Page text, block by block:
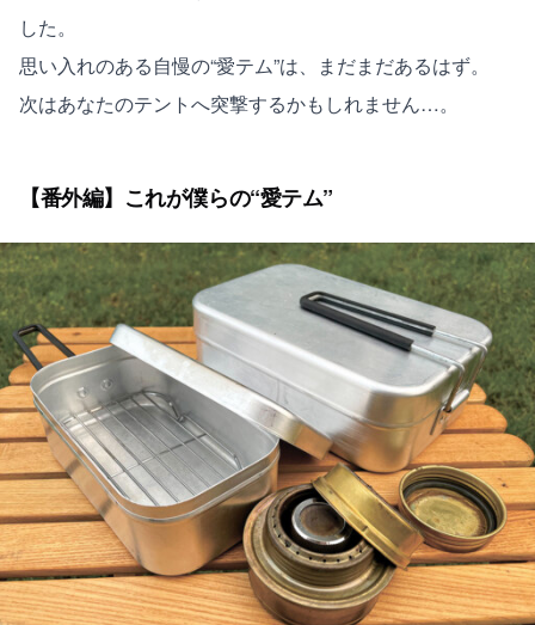
した。
思い入れのある自慢の“愛テム”は、まだまだあるはず。
次はあなたのテントへ突撃するかもしれません…。
【番外編】これが僕らの“愛テム”